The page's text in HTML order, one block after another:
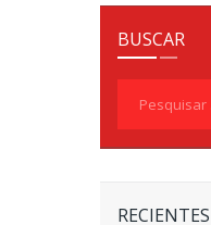
BUSCAR
RECIENTES